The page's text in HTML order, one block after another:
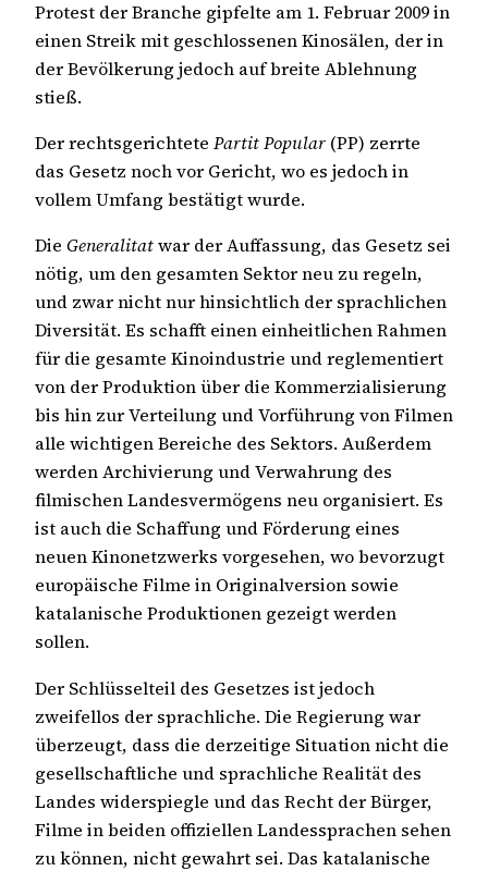
Protest der Branche gipfelte am 1. Februar 2009 in
einen Streik mit geschlossenen Kinosälen, der in
der Bevölkerung jedoch auf breite Ablehnung
stieß.
Der rechtsgerichtete Partit Popular (PP) zerrte
das Gesetz noch vor Gericht, wo es jedoch in
vollem Umfang bestätigt wurde.
Die Generalitatwar der Auffassung, das Gesetz sei
nötig, um den gesamten Sektor neu zu regeln,
und zwar nicht nur hinsichtlich der sprachlichen
Diversität. Es schafft einen einheitlichen Rahmen
für die gesamte Kinoindustrie und reglementiert
von der Produktion über die Kommerzialisierung
bis hin zur Verteilung und Vorführung von Filmen
alle wichtigen Bereiche des Sektors. Außerdem
werden Archivierung und Verwahrung des
filmischen Landesvermögens neu organisiert. Es
ist auch die Schaffung und Förderung eines
neuen Kinonetzwerks vorgesehen, wo bevorzugt
europäische Filme in Originalversion sowie
katalanische Produktionen gezeigt werden
sollen.
Der Schlüsselteil des Gesetzes ist jedoch
zweifellos der sprachliche. Die Regierung war
überzeugt, dass die derzeitige Situation nicht die
gesellschaftliche und sprachliche Realität des
Landes widerspiegle und das Recht der Bürger,
Filme in beiden offiziellen Landessprachen sehen
zu können, nicht gewahrt sei. Das katalanische